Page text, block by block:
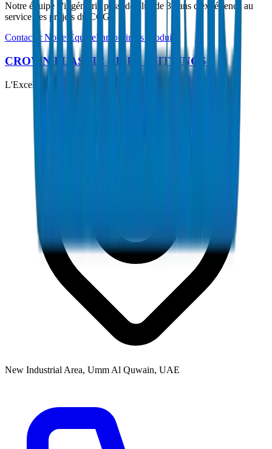
Notre équipe d'ingénierie possède plus de 30 ans d'expérience au
service des projets du CCG.
Contacter Notre ÉquipeParcourir les Produits
CROWN PLASTIC PIPES / FITTINGS
L'Excellence dans Chaque Tuyau
New Industrial Area, Umm Al Quwain, UAE